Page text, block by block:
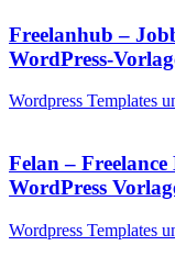
Freelanhub –
WordPress-
Wordpress Templates
Felan –
WordPress
Wordpress Templates